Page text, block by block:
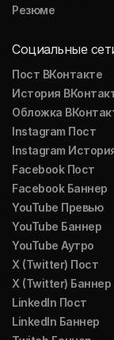
Резюме
Социальные
Пост ВКонтакте
История
Обложка
Instagram Пост
Instagram
Facebook Пост
Facebook Баннер
YouTube Превью
YouTube Баннер
YouTube Аутро
X (Twitter) Пост
X (Twitter) Баннер
LinkedIn Пост
LinkedIn Баннер